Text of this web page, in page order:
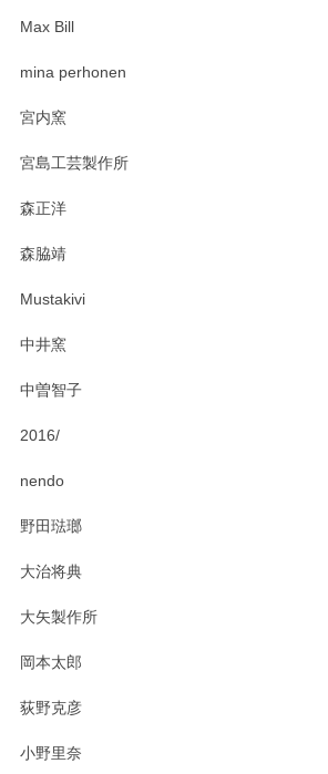
おかけしました。 ありがとうございます。
Max Bill
mina perhonen
宮内窯
宮島工芸製作所
森正洋
森脇靖
Mustakivi
中井窯
中曽智子
2016/
nendo
野田琺瑯
大治将典
大矢製作所
岡本太郎
荻野克彦
小野里奈